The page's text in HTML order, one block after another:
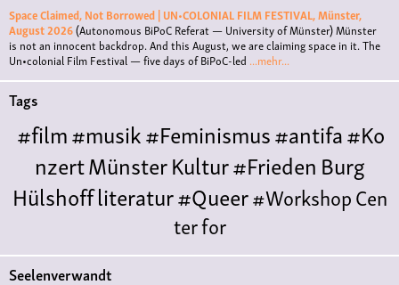
Space Claimed, Not Borrowed | UN•COLONIAL FILM FESTIVAL, Münster,
August 2026(Autonomous BiPoC Referat — University of Münster)Münster
is not an innocent backdrop. And this August, we are claiming space in it. The
Un•colonial Film Festival — five days of BiPoC-led ...mehr...
Tags
#film#musik#Feminismus#antifa#Ko
nzertMünsterKultur#FriedenBurg
Hülshoffliteratur#Queer#WorkshopCen
ter for
LiteraturePolyamoriePolytreff#liveKonzert
Seelenverwandt